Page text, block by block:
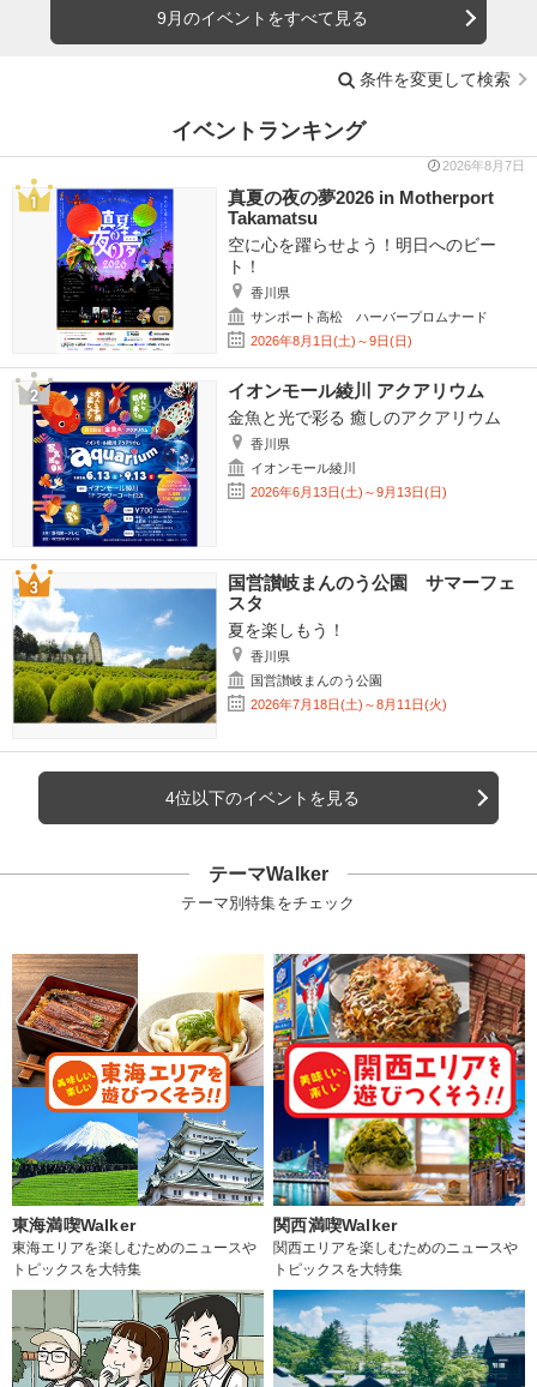
9月のイベントをすべて見る
条件を変更して検索
イベントランキング
2026年8月7日
真夏の夜の夢2026 in Motherport
Takamatsu
空に心を躍らせよう！明日へのビー
ト！
香川県
サンポート高松 ハーバープロムナード
2026年8月1日(土)～9日(日)
イオンモール綾川 アクアリウム
金魚と光で彩る 癒しのアクアリウム
香川県
イオンモール綾川
2026年6月13日(土)～9月13日(日)
国営讃岐まんのう公園 サマーフェ
スタ
夏を楽しもう！
香川県
国営讃岐まんのう公園
2026年7月18日(土)～8月11日(火)
4位以下のイベントを見る
テーマWalker
テーマ別特集をチェック
東海満喫Walker
東海エリアを楽しむためのニュースや
トピックスを大特集
関西満喫Walker
関西エリアを楽しむためのニュースや
トピックスを大特集